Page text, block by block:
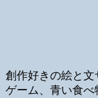
創作好きの絵と文
ゲーム、青い食